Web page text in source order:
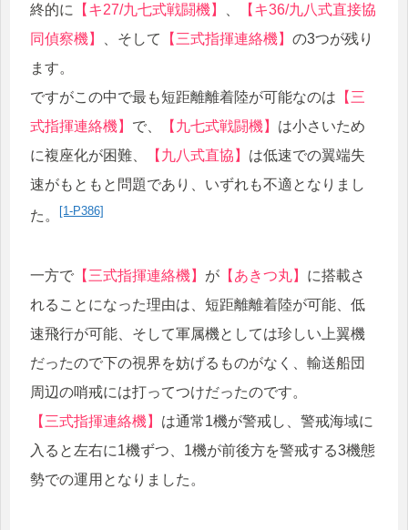
終的に
【キ27/九七式戦闘機】
【キ36/九八式直接協
同偵察機】
、そして 【三式指揮連絡機】 の3つが残り
ます。
ですがこの中で最も短距離離着陸が可能なのは 【三
式指揮連絡機】 で、 【九七式戦闘機】 は小さいため
に複座化が困難、
【九八式直協】 は低速での翼端失
速がもともと問題であり、いずれも不適となりまし
た。 [1-P386]
一方で 【三式指揮連絡機】 が 【あきつ丸】 に搭載さ
れることになった理由は、短距離離着陸が可能、低
速飛行が可能、そして軍属機としては珍しい上翼機
だったので下の視界を妨げるものがなく、輸送船団
周辺の哨戒には打ってつけだったのです。
【三式指揮連絡機】 は通常1機が警戒し、警戒海域に
入ると左右に1機ずつ、1機が前後方を警戒する3機態
勢での運用となりました。